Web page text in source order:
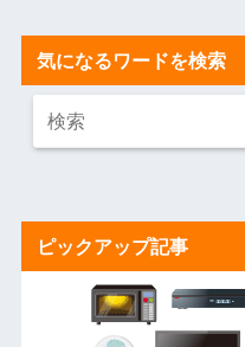
気になるワードを検索
ピックアップ記事